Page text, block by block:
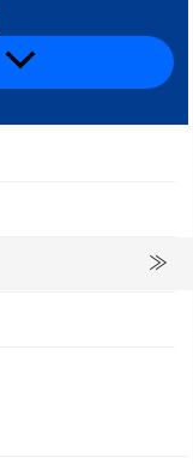
메
뉴
토